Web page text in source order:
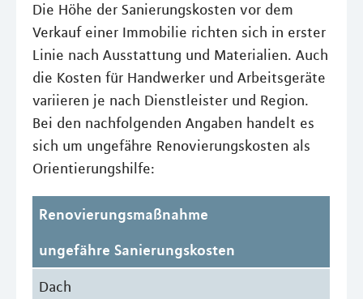
Die Höhe der Sanierungskosten vor dem
Verkauf einer Immobilie richten sich in erster
Linie nach Ausstattung und Materialien. Auch
die Kosten für Handwerker und Arbeitsgeräte
variieren je nach Dienstleister und Region.
Bei den nachfolgenden Angaben handelt es
sich um ungefähre Renovierungskosten als
Orientierungshilfe:
Renovierungsmaßnahme
ungefähre Sanierungskosten
Dach